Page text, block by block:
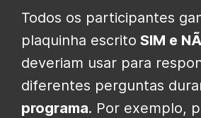
Todos os participantes
plaquinha escrito SIM e
deveriam usar para
diferentes perguntas
programa. Por exemplo,